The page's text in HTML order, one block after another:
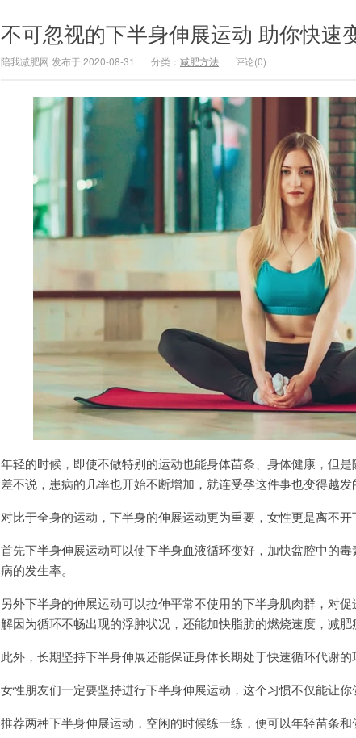
不可忽视的下半身伸展运动 助你快速
陪我减肥网 发布于 2020-08-31 分类： 减肥方法 评论(0)
年轻的时候，即使不做特别的运动也能身体苗条、身体健康，但
差不说，患病的几率也开始不断增加，就连受孕这件事也变得越发
对比于全身的运动，下半身的伸展运动更为重要，女性更是离不开
首先下半身伸展运动可以使下半身血液循环变好，加快盆腔中的
病的发生率。
另外下半身的伸展运动可以拉伸平常不使用的下半身肌肉群，对
解因为循环不畅出现的浮肿状况，还能加快脂肪的燃烧速度，减肥
此外，长期坚持下半身伸展还能保证身体长期处于快速循环代谢的
女性朋友们一定要坚持进行下半身伸展运动，这个习惯不仅能让你
推荐两种下半身伸展运动，空闲的时候练一练，便可以年轻苗条和